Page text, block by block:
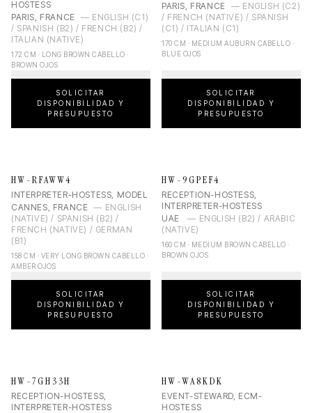
HOSTESS
PARIS, FRANCE — ENGLISH (C1)
/ SPANISH (B2) / FRENCH (B2) /
ITALIAN (NATIVE)
172 CM · LONG BROWN CABELLO ·
BROWN OJOS
SOLICITAR
DISPONIBILIDAD Y
PRESUPUESTO
PARIS, FRANCE — ENGLISH (C2)
/ FRENCH (NATIVE) / SPANISH
(C1) / ITALIAN (C1)
170 CM · MEDIUM AUBURN CABELLO ·
BLUE OJOS
SOLICITAR
DISPONIBILIDAD Y
PRESUPUESTO
HW-RFAWW4
INTERPRETER-HOSTESS, MODEL
CANNES, FRANCE — ENGLISH
(NATIVE) / SPANISH (B2) /
FRENCH (NATIVE) / GERMAN
(B1)
158 CM · VERY LONG BROWN CABELLO ·
AMBER OJOS
SOLICITAR
DISPONIBILIDAD Y
PRESUPUESTO
HW-9GPEF4
RECEPTION-HOSTESS,
INTERPRETER-HOSTESS
UAE
— ENGLISH (B2) / ARABIC
(NATIVE)
160 CM · MEDIUM BROWN CABELLO ·
BROWN OJOS
SOLICITAR
DISPONIBILIDAD Y
PRESUPUESTO
HW-7GH33H
RECEPTION-HOSTESS,
INTERPRETER-HOSTESS
HW-WA8KDK
EVENT-STEWARD, ECM-
HOSTESS